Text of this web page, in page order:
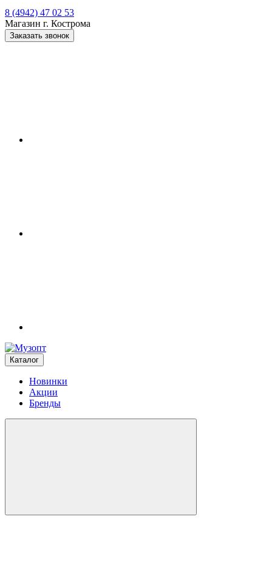
8 (4942) 47 02 53
Магазин г. Кострома
Заказать звонок
Каталог
Новинки
Акции
Бренды